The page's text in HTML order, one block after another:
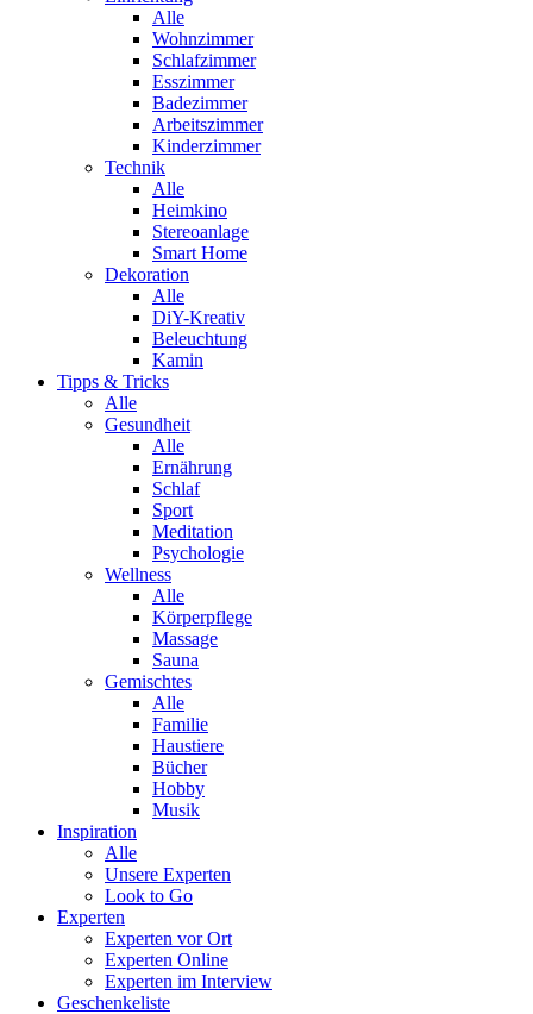
Alle
Wohnzimmer
Schlafzimmer
Esszimmer
Badezimmer
Arbeitszimmer
Kinderzimmer
Technik
Alle
Heimkino
Stereoanlage
Smart Home
Dekoration
Alle
DiY-Kreativ
Beleuchtung
Kamin
Tipps & Tricks
Alle
Gesundheit
Alle
Ernährung
Schlaf
Sport
Meditation
Psychologie
Wellness
Alle
Körperpflege
Massage
Sauna
Gemischtes
Alle
Familie
Haustiere
Bücher
Hobby
Musik
Inspiration
Alle
Unsere Experten
Look to Go
Experten
Experten vor Ort
Experten Online
Experten im Interview
Geschenkeliste